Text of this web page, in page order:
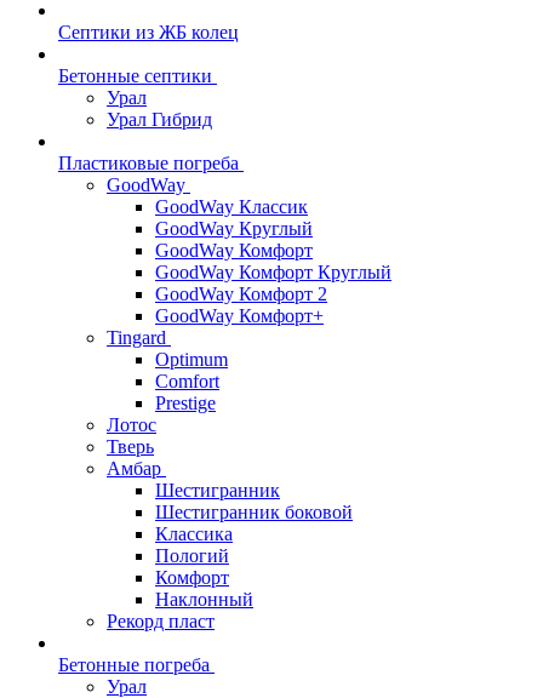
Септики из ЖБ колец
Бетонные септики
Урал
Урал Гибрид
Пластиковые погреба
GoodWay
GoodWay Классик
GoodWay Круглый
GoodWay Комфорт
GoodWay Комфорт Круглый
GoodWay Комфорт 2
GoodWay Комфорт+
Tingard
Optimum
Comfort
Prestige
Лотос
Тверь
Амбар
Шестигранник
Шестигранник боковой
Классика
Пологий
Комфорт
Наклонный
Рекорд пласт
Бетонные погреба
Урал